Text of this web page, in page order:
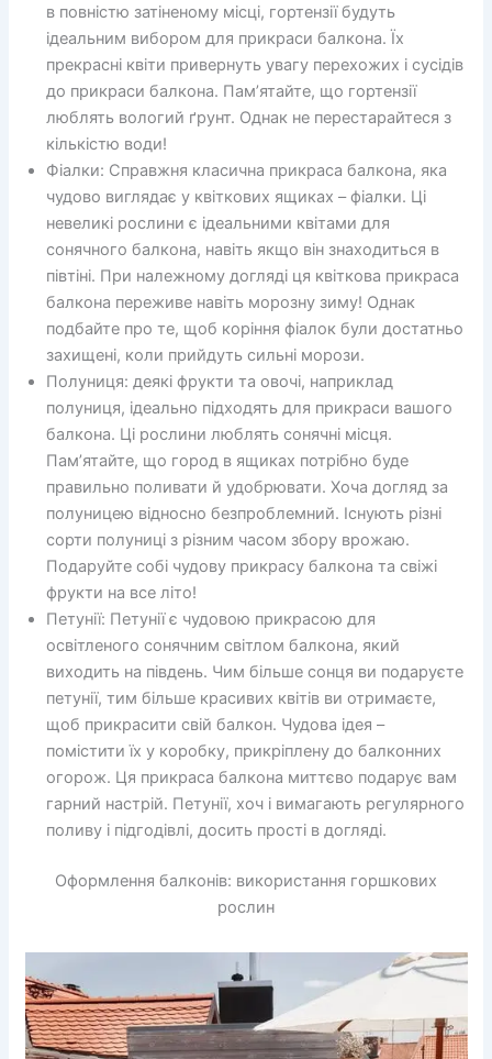
в повністю затіненому місці, гортензії будуть
ідеальним вибором для прикраси балкона. Їх
прекрасні квіти привернуть увагу перехожих і сусідів
до прикраси балкона. Пам’ятайте, що гортензії
люблять вологий ґрунт. Однак не перестарайтеся з
кількістю води!
Фіалки: Справжня класична прикраса балкона, яка
чудово виглядає у квіткових ящиках – фіалки. Ці
невеликі рослини є ідеальними квітами для
сонячного балкона, навіть якщо він знаходиться в
півтіні. При належному догляді ця квіткова прикраса
балкона переживе навіть морозну зиму! Однак
подбайте про те, щоб коріння фіалок були достатньо
захищені, коли прийдуть сильні морози.
Полуниця: деякі фрукти та овочі, наприклад
полуниця, ідеально підходять для прикраси вашого
балкона. Ці рослини люблять сонячні місця.
Пам’ятайте, що город в ящиках потрібно буде
правильно поливати й удобрювати. Хоча догляд за
полуницею відносно безпроблемний. Існують різні
сорти полуниці з різним часом збору врожаю.
Подаруйте собі чудову прикрасу балкона та свіжі
фрукти на все літо!
Петунії: Петунії є чудовою прикрасою для
освітленого сонячним світлом балкона, який
виходить на південь. Чим більше сонця ви подаруєте
петунії, тим більше красивих квітів ви отримаєте,
щоб прикрасити свій балкон. Чудова ідея –
помістити їх у коробку, прикріплену до балконних
огорож. Ця прикраса балкона миттєво подарує вам
гарний настрій. Петунії, хоч і вимагають регулярного
поливу і підгодівлі, досить прості в догляді.
Оформлення балконів: використання горшкових
рослин